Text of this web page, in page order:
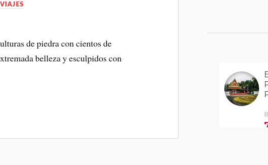
VIAJES
de piedra con cientos de
belleza y esculpidos con